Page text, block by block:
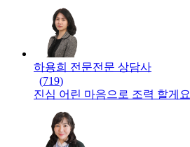
하용희 전문전문 상담사
(719)
진심 어린 마음으로 조력 할게요